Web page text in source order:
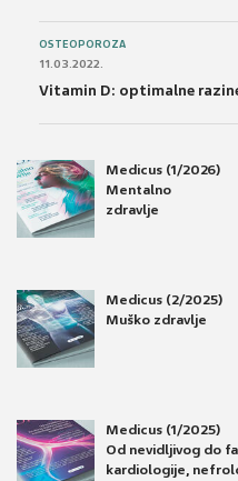
OSTEOPOROZA
11.03.2022.
Vitamin D: optimalne
Medicus (1/2026)
Mentalno
zdravlje
Medicus (2/2025)
Muško zdravlje
Medicus (1/2025)
Od nevidljivog do
kardiologije,